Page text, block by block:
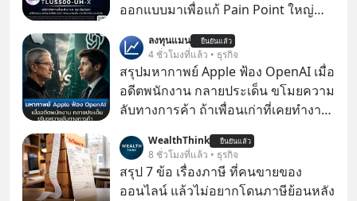
ออกแบบมาเพื่อแก้ Pain Point ใหญ่
ลงทุนแมน ยืนยันแล้ว
4 ชั่วโมงที่แล้ว • ธุรกิจ
สรุปมหากาพย์ Apple ฟ้อง OpenAI เมื่อ
อดีตพนักงาน กลายประเด็น ขโมยความ
ลับทางการค้า ถ้าเพื่อนเก่าที่เคยทำงาน
เก่าที่เขาเคยทำไว้ ตอนยังอยู่บริษัท
เดียวกัน
WealthThink ยืนยันแล้ว
8 ชั่วโมงที่แล้ว • ธุรกิจ
สรุป 7 ข้อ เรื่องภาษี ที่คนขายของ
ออนไลน์ แล้วไม่อยากโดนภาษีย้อนหลัง